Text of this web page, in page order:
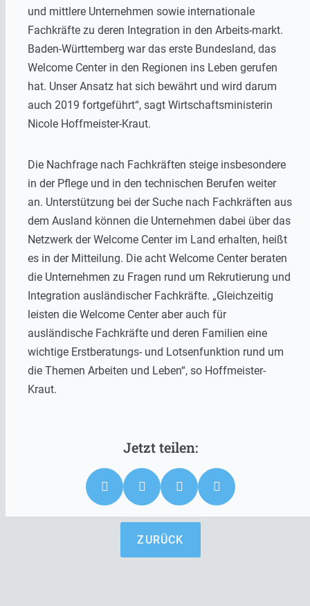
und mittlere Unternehmen sowie internationale
Fachkräfte zu deren Integration in den Arbeits-markt.
Baden-Württemberg war das erste Bundesland, das
Welcome Center in den Regionen ins Leben gerufen
hat. Unser Ansatz hat sich bewährt und wird darum
auch 2019 fortgeführt“, sagt Wirtschaftsministerin
Nicole Hoffmeister-Kraut.
Die Nachfrage nach Fachkräften steige insbesondere
in der Pflege und in den technischen Berufen weiter
an. Unterstützung bei der Suche nach Fachkräften aus
dem Ausland können die Unternehmen dabei über das
Netzwerk der Welcome Center im Land erhalten, heißt
es in der Mitteilung. Die acht Welcome Center beraten
die Unternehmen zu Fragen rund um Rekrutierung und
Integration ausländischer Fachkräfte. „Gleichzeitig
leisten die Welcome Center aber auch für
ausländische Fachkräfte und deren Familien eine
wichtige Erstberatungs- und Lotsenfunktion rund um
die Themen Arbeiten und Leben“, so Hoffmeister-
Kraut.
ZURÜCK